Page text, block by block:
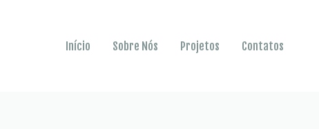
Início Sobre Nós Projetos Contatos